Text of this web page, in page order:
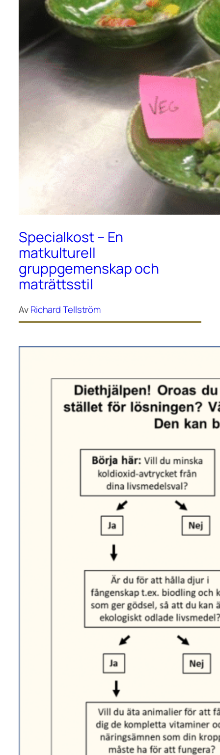
Specialkost – En
matkulturell
gruppgemenskap och
maträttsstil
AvRichard Tellström